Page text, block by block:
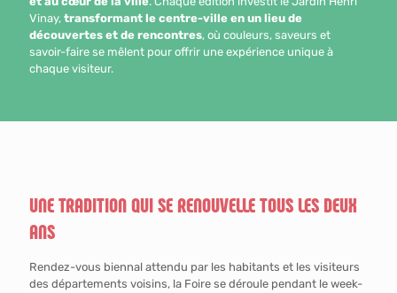
Vinay, transformant le centre-ville en un lieu de
découvertes et de rencontres, où couleurs, saveurs et
savoir-faire se mêlent pour offrir une expérience unique à
chaque visiteur.
UNE TRADITION QUI SE RENOUVELLE TOUS LES DEUX
ANS
Rendez-vous biennal attendu par les habitants et les visiteurs
des départements voisins, la Foire se déroule pendant le week-